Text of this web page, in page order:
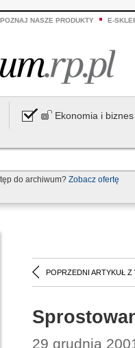
POZNAJ NASZE PRODUKTY E-
Ekonomia i biznes
do archiwum? Zobacz ofertę
POPRZEDNI ARTYKUŁ Z
29 grudnia